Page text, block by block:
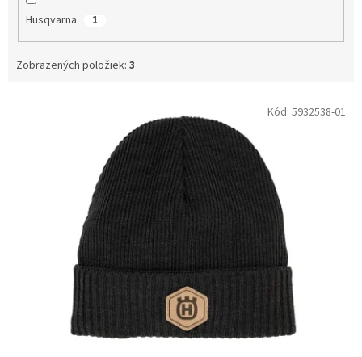
Husqvarna 1
Zobrazených položiek: 3
Kód: 5932538-01